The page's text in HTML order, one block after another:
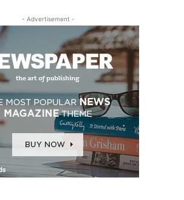
- Advertisement -